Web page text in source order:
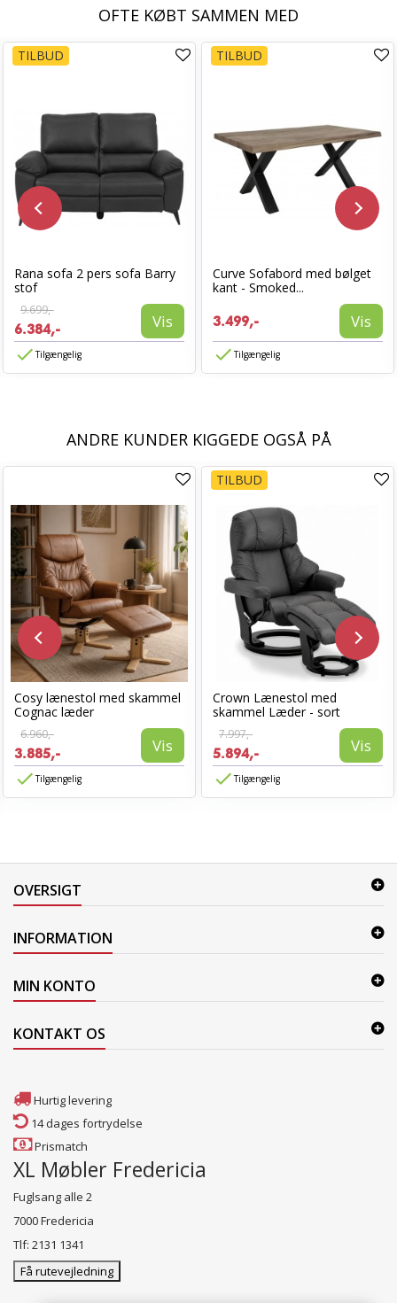
OFTE KØBT SAMMEN MED
TILBUD
Rana sofa 2 pers sofa Barry
stof
9.699,-
6.384,- Vis
Tilgængelig
TILBUD
Curve Sofabord med bølget
kant - Smoked...
3.499,- Vis
Tilgængelig
ANDRE KUNDER KIGGEDE OGSÅ PÅ
Cosy lænestol med skammel
Cognac læder
6.960,-
3.885,- Vis
Tilgængelig
TILBUD
Crown Lænestol med
skammel Læder - sort
7.997,-
5.894,- Vis
Tilgængelig
OVERSIGT
INFORMATION
MIN KONTO
KONTAKT OS
Hurtig levering
14 dages fortrydelse
Prismatch
XL Møbler Fredericia
Fuglsang alle 2
7000 Fredericia
Tlf: 2131 1341
Få rutevejledning